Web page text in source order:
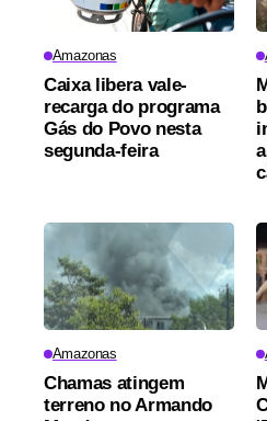
Amazonas
Caixa libera vale-
recarga do programa
Gás do Povo nesta
segunda-feira
Amazonas
Chamas atingem
terreno no Armando